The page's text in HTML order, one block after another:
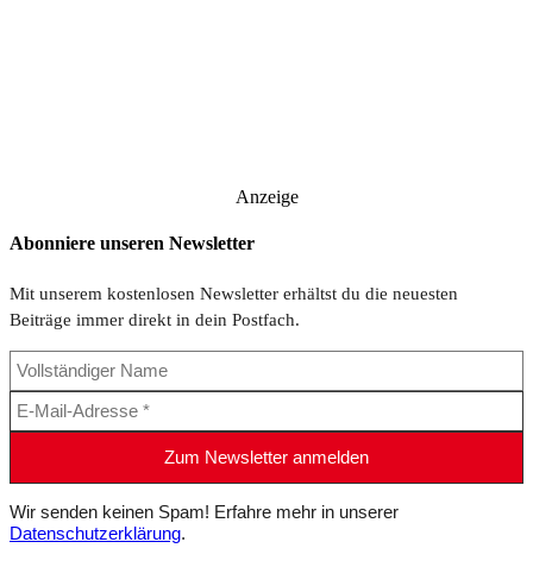
Anzeige
Abonniere unseren Newsletter
Mit unserem kostenlosen Newsletter erhältst du die neuesten
Beiträge immer direkt in dein Postfach.
Wir senden keinen Spam! Erfahre mehr in unserer
Datenschutzerklärung.